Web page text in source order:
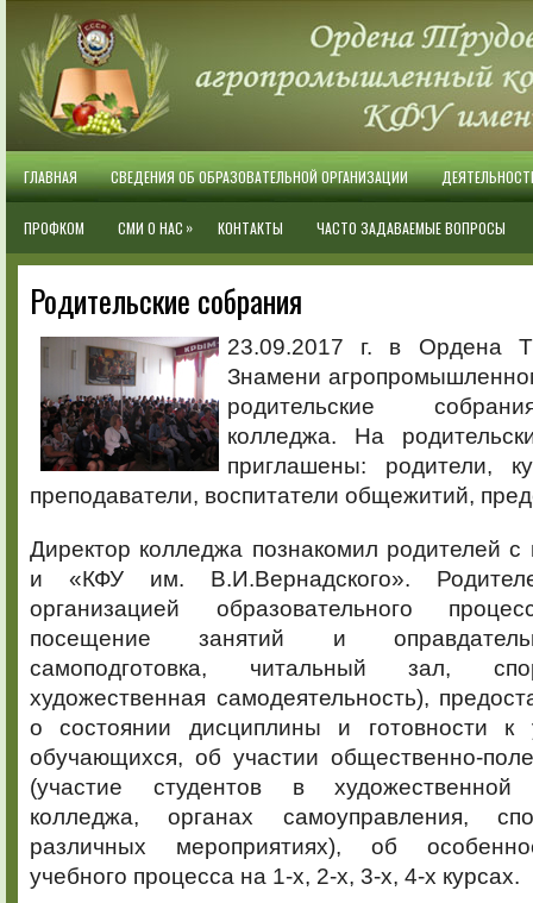
ГЛАВНАЯ СВЕДЕНИЯ ОБ ОБРАЗОВАТЕЛЬНОЙ ОРГАНИЗАЦИИ
ПРОФКОМ СМИ О НАС » КОНТАКТЫ ЧАСТО ЗАДАВАЕМЫЕ ВОПРОСЫ
Родительские собрания
23.09.2017 г. в Ордена
Знамени
родительские
колледжа. На
приглашены: родители,
преподаватели, воспитатели общежитий,
Директор колледжа познакомил родителей с
и «КФУ им. В.И.Вернадского».
организацией образовательного
посещение занятий и
самоподготовка, читальный зал,
художественная самодеятельность),
о состоянии дисциплины и готовности к
обучающихся, об участии общественно-
(участие студентов в художественной
колледжа, органах самоуправления,
различных мероприятиях), об
учебного процесса на 1-х, 2-х, 3-х, 4-х курсах.